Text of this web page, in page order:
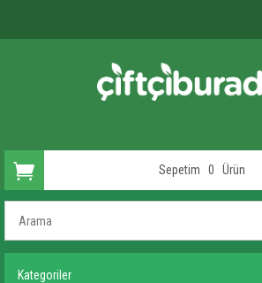
Sepetim 0 Ürün
Kategoriler